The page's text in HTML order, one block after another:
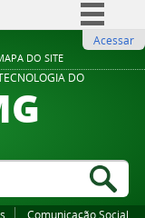
DO SITE
BR
Participe
Acessar
DO
Comunicação Social